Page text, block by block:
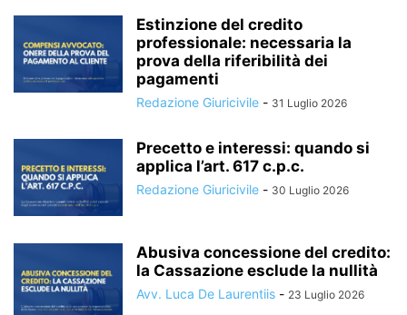
Estinzione del credito
professionale: necessaria la
prova della riferibilità dei
pagamenti
Redazione Giuricivile - 31 Luglio 2026
Precetto e interessi: quando si
applica l’art. 617 c.p.c.
Redazione Giuricivile - 30 Luglio 2026
Abusiva concessione del credito:
la Cassazione esclude la nullità
Avv. Luca De Laurentiis - 23 Luglio 2026